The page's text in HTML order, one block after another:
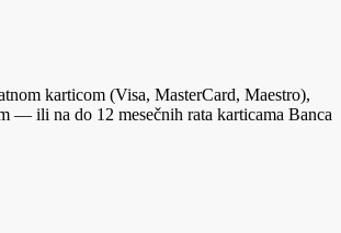
karticom (Visa, MasterCard, Maestro),
— ili na do 12 mesečnih rata karticama Banca